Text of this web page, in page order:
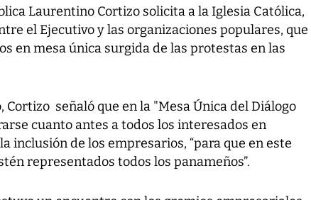
Laurentino Cortizo solicita a la Iglesia Católica,
el Ejecutivo y las organizaciones populares, que
en mesa única surgida de las protestas en las
Cortizo señaló que en la "Mesa Única del Diálogo
cuanto antes a todos los interesados en
inclusión de los empresarios, “para que en este
representados todos los panameños”.